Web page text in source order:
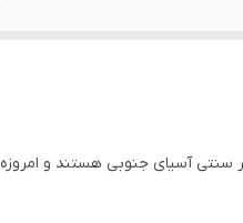
سنتی آسیای جنوبی هستند و امروزه